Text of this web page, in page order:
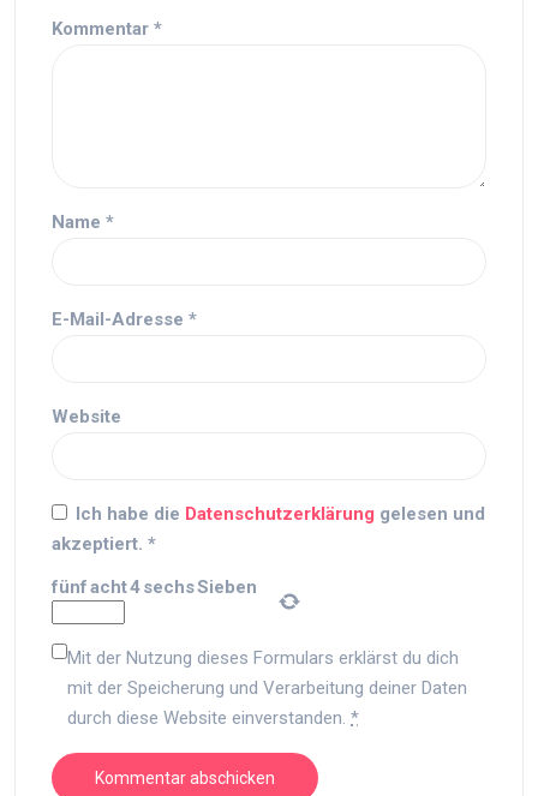
Kommentar *
Name *
E-Mail-Adresse *
Website
Ich habe die Datenschutzerklärung gelesen und
akzeptiert. *
fünfacht4sechsSieben
Mit der Nutzung dieses Formulars erklärst du dich
mit der Speicherung und Verarbeitung deiner Daten
durch diese Website einverstanden. *